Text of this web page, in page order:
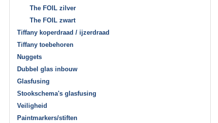
The FOIL zilver
The FOIL zwart
Tiffany koperdraad / ijzerdraad
Tiffany toebehoren
Nuggets
Dubbel glas inbouw
Glasfusing
Stookschema's glasfusing
Veiligheid
Paintmarkers/stiften